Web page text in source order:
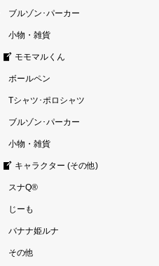
ブルゾン･パーカー
小物・雑貨
モモマルくん
ボールペン
Tシャツ･ポロシャツ
ブルゾン･パーカー
小物・雑貨
キャラクター (その他)
スナQ®
じーも
バナナ姫ルナ
その他